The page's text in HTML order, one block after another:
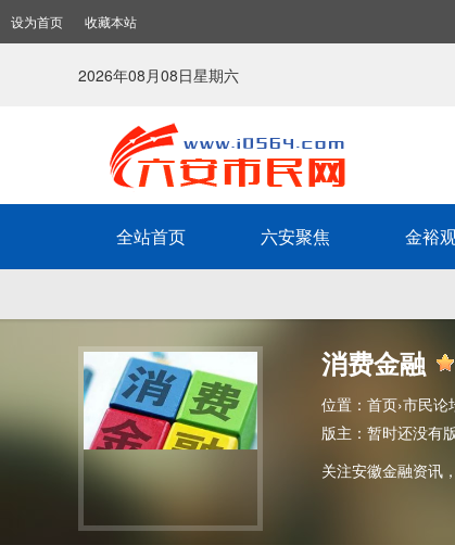
设为首页 收藏本站
2026年08月08日星期六
全站首页 六安聚焦 金裕
消费金融
位置： 首页›市民论
版主： 暂时还没有
关注安徽金融资讯